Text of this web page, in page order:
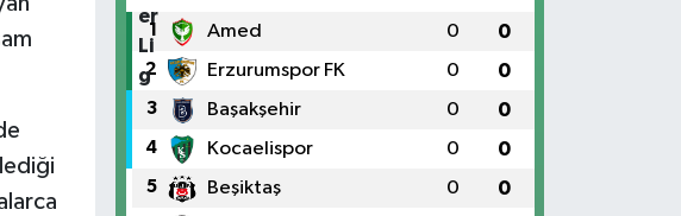
1 Amed 0 0
2 Erzurumspor FK 0 0
3 Başakşehir 0 0
4 Kocaelispor 0 0
5 Beşiktaş 0 0